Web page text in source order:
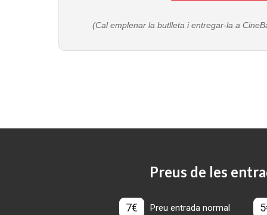
(Cal emplenar la butlleta i entregar-la a
Preus de les
7€ Preu entrada normal